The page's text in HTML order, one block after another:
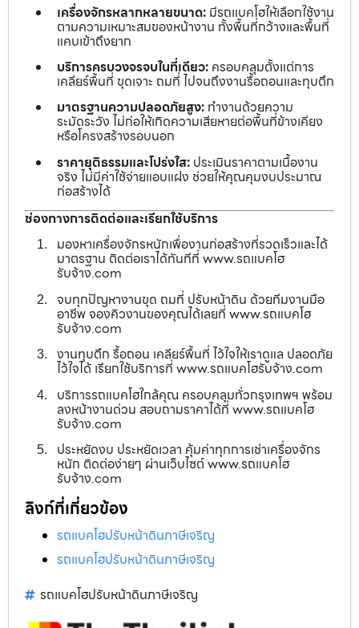
เครื่องจักรหลากหลายขนาด: มีรถแบคโฮให้เลือกใช้งาน
ตามความเหมาะสมของหน้างาน ทั้งพื้นที่กว้างและพื้นที่
แคบเข้าถึงยาก
บริการครบวงจรจบในที่เดียว: ครอบคลุมตั้งแต่การ
เคลียร์พื้นที่ ขุดเจาะ ถมที่ ไปจนถึงงานรื้อถอนและทุบตึก
มาตรฐานความปลอดภัยสูง: ทำงานด้วยความ
ระมัดระวัง ไม่ก่อให้เกิดความเสียหายต่อพื้นที่ข้างเคียง
หรือโครงสร้างรอบนอก
ราคายุติธรรมและโปร่งใส: ประเมินราคาตามเนื้องาน
จริง ไม่มีค่าใช้จ่ายแอบแฝง ช่วยให้คุณคุมงบประมาณ
ก่อสร้างได้
ช่องทางการติดต่อและเรียกใช้บริการ
มองหาเครื่องจักรหนักเพื่องานก่อสร้างที่รวดเร็วและได้
มาตรฐาน ติดต่อเราได้ทันทีที่ www.รถแบคโฮ
รับจ้าง.com
จบทุกปัญหางานขุด ถมที่ ปรับหน้าดิน ด้วยทีมงานมือ
อาชีพ จองคิวงานของคุณได้เลยที่ www.รถแบคโฮ
รับจ้าง.com
งานทุบตึก รื้อถอน เคลียร์พื้นที่ ไว้ใจให้เราดูแล ปลอดภัย
ไว้ใจได้ เรียกใช้บริการที่ www.รถแบคโฮรับจ้าง.com
บริการรถแบคโฮใกล้คุณ ครอบคลุมทั่วกรุงเทพฯ พร้อม
ลงหน้างานด่วน สอบถามราคาได้ที่ www.รถแบคโฮ
รับจ้าง.com
ประหยัดงบ ประหยัดเวลา คุ้มค่าทุกการเช่าเครื่องจักร
หนัก ติดต่อง่ายๆ ผ่านเว็บไซต์ www.รถแบคโฮ
รับจ้าง.com
ลิงก์ที่เกี่ยวข้อง
รถแบคโฮปรับหน้าดินภาษีเจริญ
รถแบคโฮปรับหน้าดินภาษีเจริญ
รถแบคโฮปรับหน้าดินภาษีเจริญ